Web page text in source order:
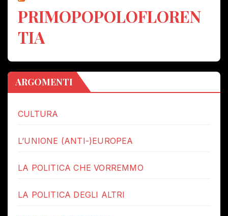
PRIMOPOPOLOFLOREN
TIA
ARGOMENTI
CULTURA
L’UNIONE (ANTI-)EUROPEA
LA POLITICA CHE VORREMMO
LA POLITICA DEGLI ALTRI